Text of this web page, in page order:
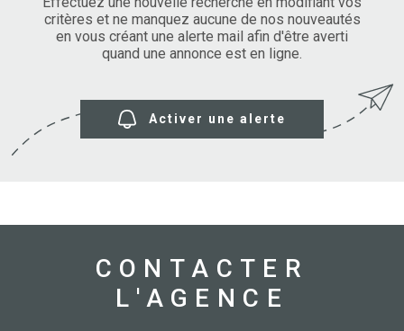
NOS
VENDUS
critères et ne manquez aucune de nos nouveautés
en vous créant une alerte mail afin d'être averti
quand une annonce est en ligne.
Activer une alerte
CONTACTER
L'AGENCE
Pièces
PIÈCES
RÉFÉRENCE
PLUS DE CRITÈRES
RECHERCHER